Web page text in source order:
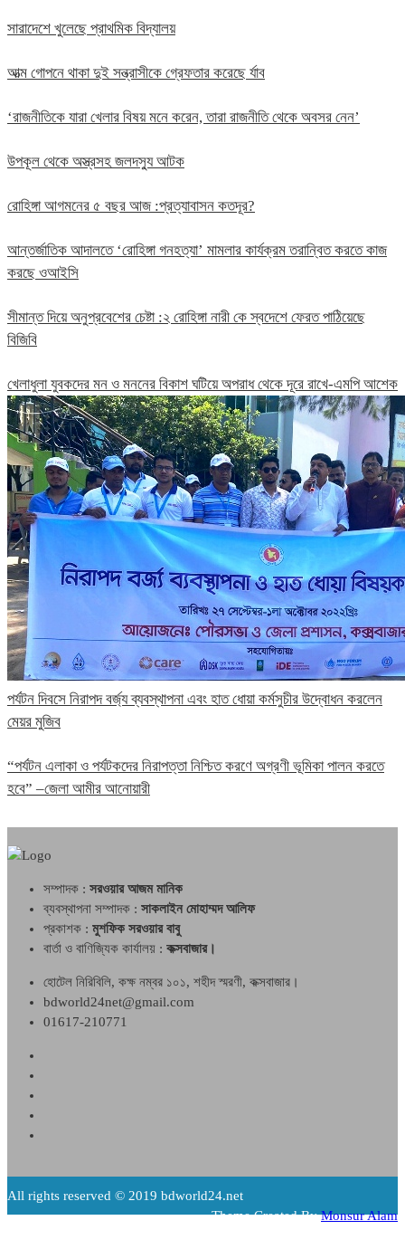
সারাদেশে খুলেছে প্রাথমিক বিদ্যালয়
আত্ম গোপনে থাকা দুই সন্ত্রাসীকে গ্রেফতার করেছে র্যাব
‘রাজনীতিকে যারা খেলার বিষয় মনে করেন, তারা রাজনীতি থেকে অবসর নেন’
উপকূল থেকে অস্ত্রসহ জলদস্যু আটক
রোহিঙ্গা আগমনের ৫ বছর আজ :প্রত্যাবাসন কতদূর?
আন্তর্জাতিক আদালতে ‘রোহিঙ্গা গনহত্যা’ মামলার কার্যক্রম তরান্বিত করতে কাজ
করছে ওআইসি
সীমান্ত দিয়ে অনুপ্রবেশের চেষ্টা :২ রোহিঙ্গা নারী কে স্বদেশে ফেরত পাঠিয়েছে
বিজিবি
খেলাধুলা যুবকদের মন ও মননের বিকাশ ঘটিয়ে অপরাধ থেকে দূরে রাখে-এমপি আশেক
পর্যটন দিবসে নিরাপদ বর্জ্য ব্যবস্থাপনা এবং হাত ধোয়া কর্মসুচীর উদ্বোধন করলেন
মেয়র মুজিব
“পর্যটন এলাকা ও পর্যটকদের নিরাপত্তা নিশ্চিত করণে অগ্রণী ভূমিকা পালন করতে
হবে” –জেলা আমীর আনোয়ারী
সম্পাদক : সরওয়ার আজম মানিক
ব্যবস্থাপনা সম্পাদক : সাকলাইন মোহাম্মদ আলিফ
প্রকাশক : মুশফিক সরওয়ার বাবু
বার্তা ও বাণিজ্যিক কার্যালয় : কক্সবাজার।
হোটেল নিরিবিলি, কক্ষ নম্বর ১০১, শহীদ স্মরণী, কক্সবাজার।
bdworld24net@gmail.com
01617-210771
All rights reserved © 2019 bdworld24.net
Theme Created ByMonsur Alam